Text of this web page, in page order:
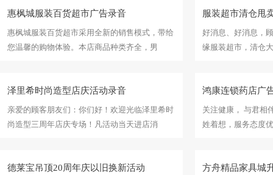
惠枫城服装百货超市广告录音
惠枫城服装百货超市采用全新的销售模式，带给
您温馨的购物体验。本店商品种类齐全，男
服装超市清仓甩
好消息、好消息，
缘服装超市，清仓
泽里希时尚造型店庆活动录音
亲爱的顾客朋友们：你们好！欢迎光临泽里希时
尚造型三周年店庆专场！凡活动当天进店消
鸿康连锁药店广
关注健康， 与君相
姓着想，服务态度
德莱宝吊顶20周年庆以旧换新活动 方舟精品家具城